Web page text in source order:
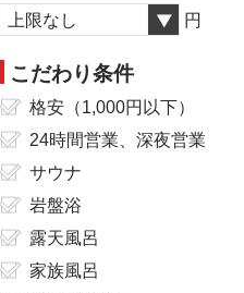
上限なし 円
こだわり条件
格安（1,000円以下）
24時間営業、深夜営業
サウナ
岩盤浴
露天風呂
家族風呂